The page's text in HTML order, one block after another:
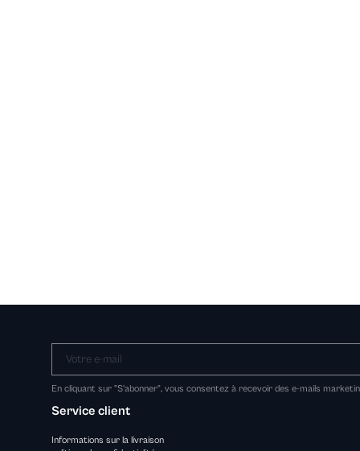
Votre e-mail
En cliquant sur "S'abonner", vous consentez à recevoir des e-mails
Service client
Informations sur la livraison